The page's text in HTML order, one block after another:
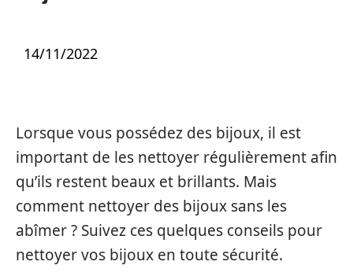
14/11/2022
Lorsque vous possédez des bijoux, il est
important de les nettoyer régulièrement afin
qu’ils restent beaux et brillants. Mais
comment nettoyer des bijoux sans les
abîmer ? Suivez ces quelques conseils pour
nettoyer vos bijoux en toute sécurité.